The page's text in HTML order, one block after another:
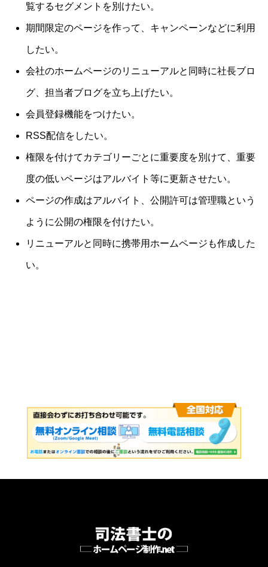
覧するセグメントを別けたい。
期間限定のページを作って、キャンペーンなどに利用
したい。
会社のホームページのリニューアルと同時に社長ブロ
グ、担当者ブログを立ち上げたい。
会員登録機能をつけたい。
RSS配信をしたい。
権限を付けてカテゴリーごとに重要度を別けて、重要
度の低いページはアルバイト等に更新させたい。
ページの作成はアルバイト、公開許可は管理職という
ように公開の権限を付けたい。
リニューアルと同時に携帯用ホームページも作成した
い。